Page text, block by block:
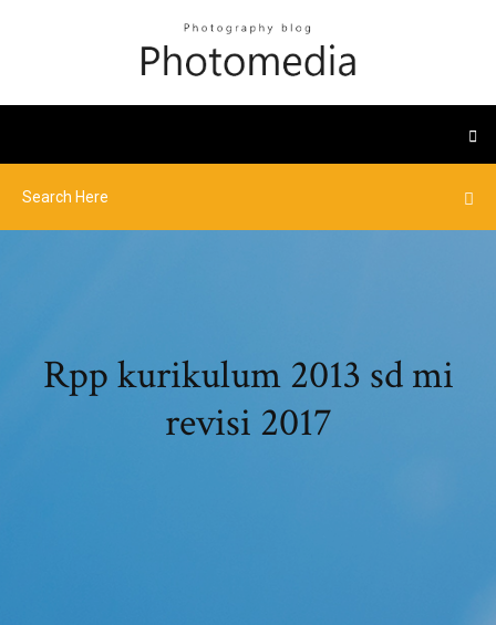
Rpp kurikulum 2013 sd mi
revisi 2017